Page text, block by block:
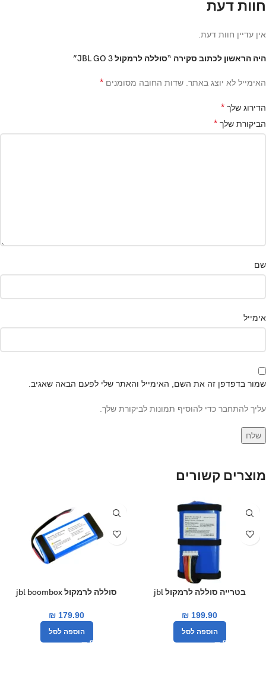
חוות דעת
אין עדיין חוות דעת.
היה הראשון לכתוב סקירה “סוללה לרמקול JBL GO 3”
האימייל לא יוצג באתר. שדות החובה מסומנים *
הדירוג שלך *
הביקורת שלך *
שם
אימייל
שמור בדפדפן זה את השם, האימייל והאתר שלי לפעם הבאה שאגיב.
עליך להתחבר כדי להוסיף תמונות לביקורת שלך.
מוצרים קשורים
חדש
בטרייה סוללה לרמקול jbl
₪ 199.90
הוספה לסל
סוללה לרמקול jbl boombox
₪ 179.90
הוספה לסל